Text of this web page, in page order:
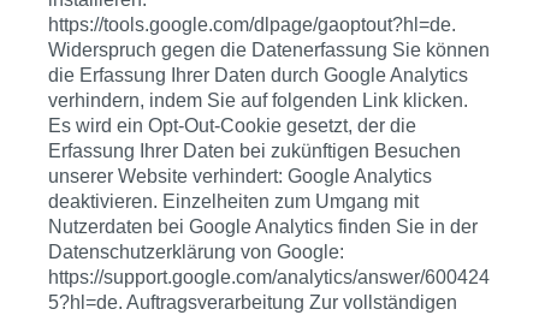
https://tools.google.com/dlpage/gaoptout?hl=de.
Widerspruch gegen die Datenerfassung Sie können
die Erfassung Ihrer Daten durch Google Analytics
verhindern, indem Sie auf folgenden Link klicken.
Es wird ein Opt-Out-Cookie gesetzt, der die
Erfassung Ihrer Daten bei zukünftigen Besuchen
unserer Website verhindert: Google Analytics
deaktivieren. Einzelheiten zum Umgang mit
Nutzerdaten bei Google Analytics finden Sie in der
Datenschutzerklärung von Google:
https://support.google.com/analytics/answer/600424
5?hl=de. Auftragsverarbeitung Zur vollständigen